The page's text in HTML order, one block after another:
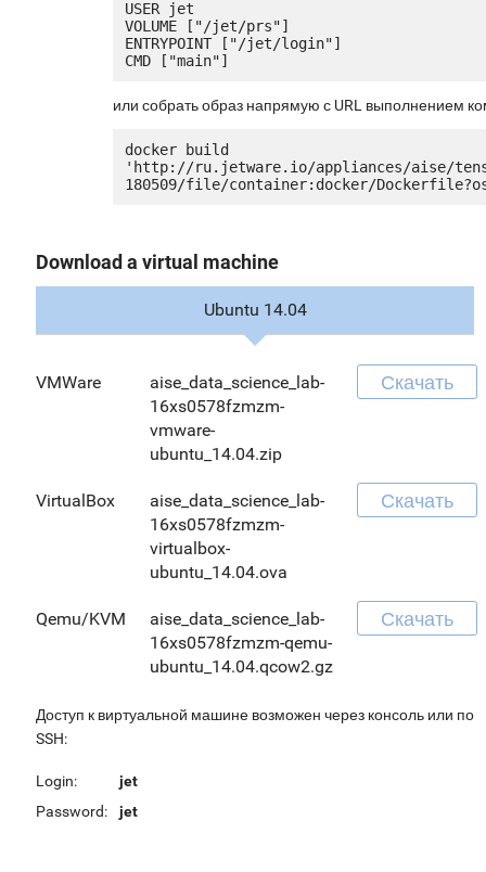
USER jet
VOLUME ["/jet/prs"]
ENTRYPOINT ["/jet/login"]
или собрать образ напрямую с URL выполнением
docker build
'http://ru.jetware.io/appliances/aise/
Download a virtual machine
Ubuntu 14.04
VMWare
aise_data_science_lab-
16xs0578fzmzm-
vmware-
ubuntu_14.04.zip
Скачать
VirtualBox
aise_data_science_lab-
16xs0578fzmzm-
virtualbox-
ubuntu_14.04.ova
Скачать
Qemu/KVM
aise_data_science_lab-
16xs0578fzmzm-qemu-
ubuntu_14.04.qcow2.gz
Скачать
Доступ к виртуальной машине возможен через консоль или по
SSH:
Login:
jet
Password:
jet